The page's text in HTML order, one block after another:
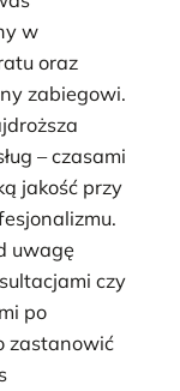
w
oraz
zabiegowi.
– czasami
jakość przy
uwagę
czy
po
zastanowić